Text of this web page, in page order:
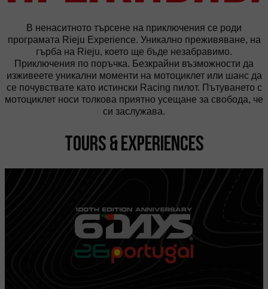
В ненаситното търсене на приключения се роди
програмата Rieju Experience. Уникално преживяване, на
гърба на Rieju, което ще бъде незабравимо.
Приключения по поръчка. Безкрайни възможности да
изживеете уникални моменти на мотоциклет или шанс да
се почувствате като истински Racing пилот. Пътуването с
мотоциклет носи толкова приятно усещане за свобода, че
си заслужава.
Tours & Experiences